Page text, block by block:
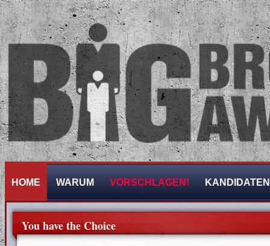
HOME WARUM VORSCHLAGEN! KANDIDATEN
You have the Choice